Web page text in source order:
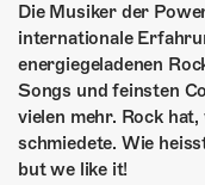
Die Musiker der
internationale
energiegeladenen
Songs und feinsten
vielen mehr. Rock
schmiedete. Wie
but we like it!